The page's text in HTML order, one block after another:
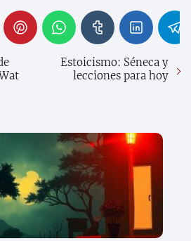
Estoicismo: Séneca y
lecciones para hoy